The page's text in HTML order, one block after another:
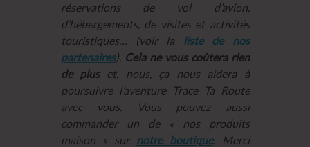
réservations de vol d’avion,
d’hébergements, de visites et activités
touristiques… (voir la
liste de nos
partenaires). Cela ne vous coûtera rien
de pluset, nous, ça nous aidera à
poursuivre l’aventure Trace Ta Route
avec vous. Vous pouvez aussi
commander un de « nos produits
maison » sur notre boutique. Merci